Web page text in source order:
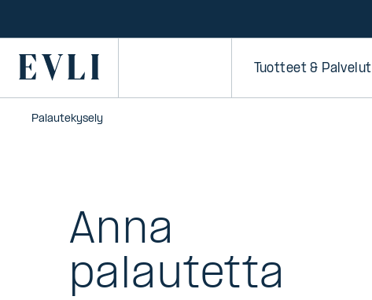
Primary Tuotteet & Palvelut
Palautekysely
Anna
palautetta